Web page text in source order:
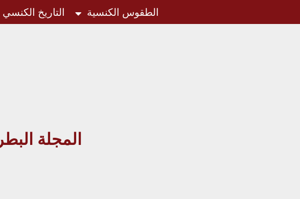
الطقوس الكنسية
التاريخ الكنسي
المجلة